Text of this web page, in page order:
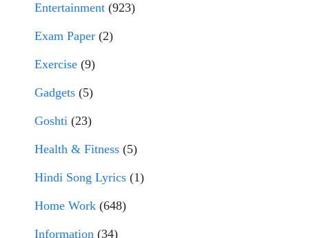
Entertainment (923)
Exam Paper (2)
Exercise (9)
Gadgets (5)
Goshti (23)
Health & Fitness (5)
Hindi Song Lyrics (1)
Home Work (648)
Information (34)